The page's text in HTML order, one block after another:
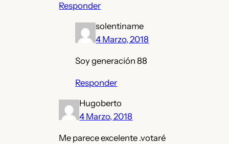
Responder
solentiname
4 Marzo, 2018
Soy generación 88
Responder
Hugoberto
4 Marzo, 2018
Me parece excelente .votaré